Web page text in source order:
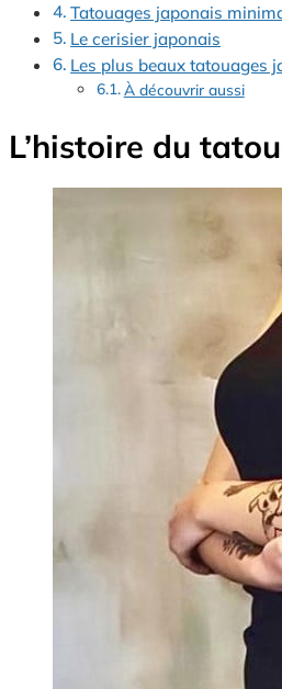
Tatouages japonais
Le cerisier japonais
Les plus beaux tatouages
À découvrir aussi
L’histoire du